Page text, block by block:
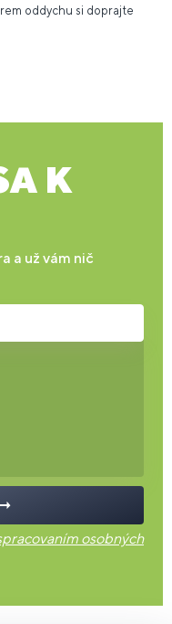
oddychu si doprajte
K
a už vám nič
osobných